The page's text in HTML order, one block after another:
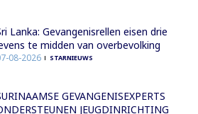
Lanka: Gevangenisrellen eisen drie
te midden van overbevolking
08-2026 STARNIEUWS
GEVANGENISEXPERTS
JEUGDINRICHTING